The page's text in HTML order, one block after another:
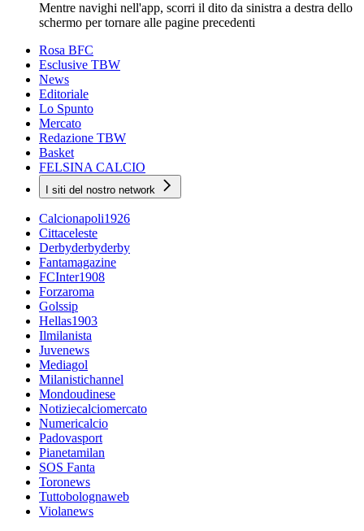
Mentre navighi nell'app, scorri il dito da sinistra a destra dello
schermo per tornare alle pagine precedenti
Rosa BFC
Esclusive TBW
News
Editoriale
Lo Spunto
Mercato
Redazione TBW
Basket
FELSINA CALCIO
I siti del nostro network
Calcionapoli1926
Cittaceleste
Derbyderbyderby
Fantamagazine
FCInter1908
Forzaroma
Golssip
Hellas1903
Ilmilanista
Juvenews
Mediagol
Milanistichannel
Mondoudinese
Notiziecalciomercato
Numericalcio
Padovasport
Pianetamilan
SOS Fanta
Toronews
Tuttobolognaweb
Violanews